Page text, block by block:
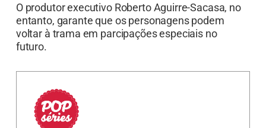
O produtor executivo Roberto Aguirre-Sacasa, no
entanto, garante que os personagens podem
voltar à trama em parcipações especiais no
futuro.